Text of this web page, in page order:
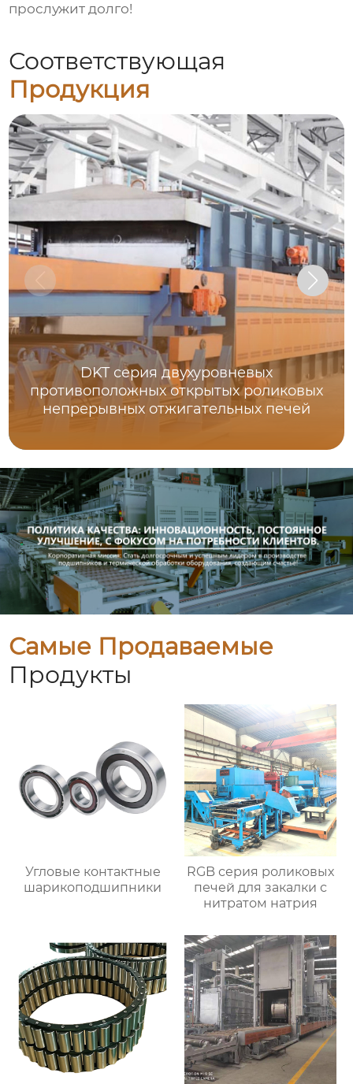
прослужит долго!
Соответствующая
Продукция
DKT серия двухуровневых
противоположных открытых роликовых
непрерывных отжигательных печей
Самые Продаваемые
Продукты
Угловые контактные
шарикоподшипники
RGB серия роликовых
печей для закалки с
нитратом натрия